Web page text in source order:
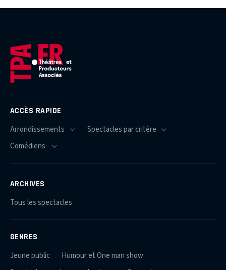
ACCÈS RAPIDE
ARCHIVES
Tous les spectacles
GENRES
Jeune public
Humour et One man show